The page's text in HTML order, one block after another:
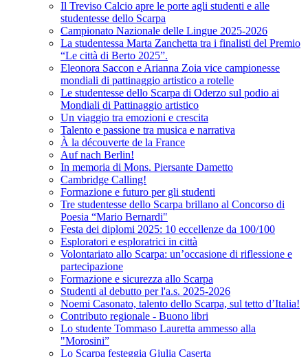
Il Treviso Calcio apre le porte agli studenti e alle
studentesse dello Scarpa
Campionato Nazionale delle Lingue 2025-2026
La studentessa Marta Zanchetta tra i finalisti del Premio
“Le città di Berto 2025”.
Eleonora Saccon e Arianna Zoia vice campionesse
mondiali di pattinaggio artistico a rotelle
Le studentesse dello Scarpa di Oderzo sul podio ai
Mondiali di Pattinaggio artistico
Un viaggio tra emozioni e crescita
Talento e passione tra musica e narrativa
À la découverte de la France
Auf nach Berlin!
In memoria di Mons. Piersante Dametto
Cambridge Calling!
Formazione e futuro per gli studenti
Tre studentesse dello Scarpa brillano al Concorso di
Poesia “Mario Bernardi"
Festa dei diplomi 2025: 10 eccellenze da 100/100
Esploratori e esploratrici in città
Volontariato allo Scarpa: un’occasione di riflessione e
partecipazione
Formazione e sicurezza allo Scarpa
Studenti al debutto per l'a.s. 2025-2026
Noemi Casonato, talento dello Scarpa, sul tetto d’Italia!
Contributo regionale - Buono libri
Lo studente Tommaso Lauretta ammesso alla
"Morosini”
Lo Scarpa festeggia Giulia Caserta